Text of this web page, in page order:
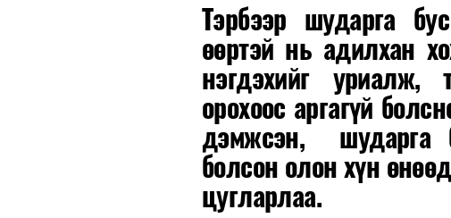
Тэрбээр шударга
өөртэй нь адилхан
нэгдэхийг уриалж,
орохоос аргагүй
дэмжсэн, шударга
болсон олон хүн
цугларлаа.